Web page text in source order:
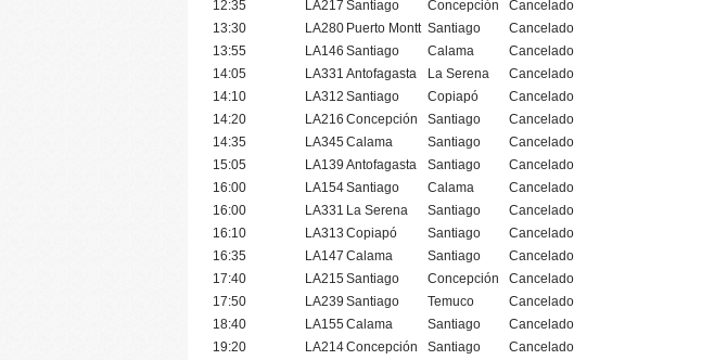
12:35
LA217 Santiago Concepción
Cancelado
13:30
LA280 Puerto Montt Santiago
Cancelado
13:55
LA146 Santiago Calama
Cancelado
14:05
LA331 Antofagasta La Serena
Cancelado
14:10
LA312 Santiago Copiapó
Cancelado
14:20
LA216 Concepción Santiago
Cancelado
14:35
LA345 Calama Santiago
Cancelado
15:05
LA139 Antofagasta Santiago
Cancelado
16:00
LA154Santiago Calama
Cancelado
16:00
LA331 La Serena Santiago
Cancelado
16:10
LA313 Copiapó Santiago
Cancelado
16:35
LA147 Calama Santiago
Cancelado
17:40
LA215 Santiago Concepción
Cancelado
17:50
LA239 Santiago Temuco
Cancelado
18:40
LA155 Calama Santiago
Cancelado
19:20
LA214Concepción Santiago
Cancelado